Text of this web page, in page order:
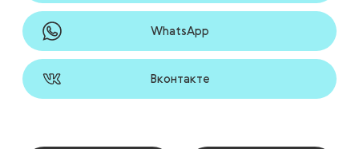
WhatsApp
Вконтакте